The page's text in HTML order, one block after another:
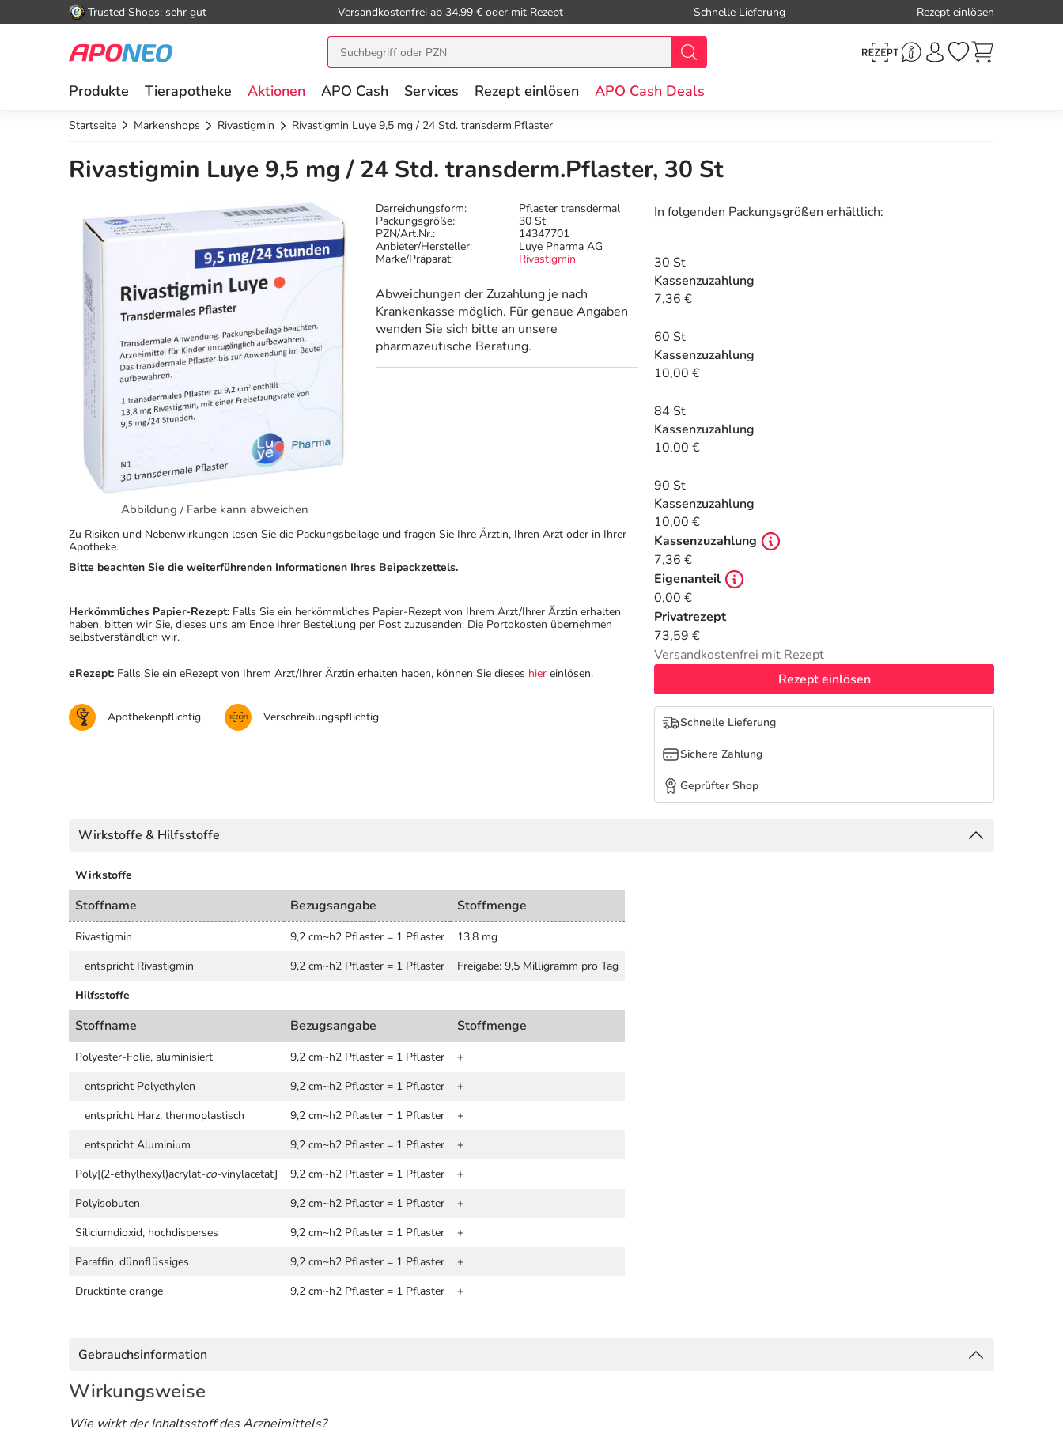
Trusted Shops: sehr gut Versandkostenfrei ab 34.99 € oder mit Rezept Schnelle Lieferung Rezept einlösen
Produkte Tierapotheke Aktionen APO Cash Services Rezept einlösen APO Cash Deals
Startseite Markenshops Rivastigmin Rivastigmin Luye 9,5 mg / 24 Std. transderm.Pflaster
Rivastigmin Luye 9,5 mg / 24 Std. transderm.Pflaster, 30 St
Abbildung / Farbe kann abweichen
Darreichungsform:
Pflaster transdermal
Packungsgröße:
30 St
PZN/Art.Nr.:
14347701
Anbieter/Hersteller:
Luye Pharma AG
Marke/Präparat:
Rivastigmin
Abweichungen der Zuzahlung je nach
Krankenkasse möglich. Für genaue Angaben
wenden Sie sich bitte an unsere
pharmazeutische Beratung.
In folgenden Packungsgrößen erhältlich:
30 St
Kassenzuzahlung
7,36 €
60 St
Kassenzuzahlung
10,00 €
84 St
Kassenzuzahlung
10,00 €
90 St
Kassenzuzahlung
10,00 €
Kassenzuzahlung
7,36 €
Eigenanteil
0,00 €
Privatrezept
73,59 €
Versandkostenfrei mit Rezept
Rezept einlösen
Schnelle Lieferung
Sichere Zahlung
Geprüfter Shop
Zu Risiken und Nebenwirkungen lesen Sie die Packungsbeilage und fragen Sie Ihre Ärztin, Ihren Arzt oder in Ihrer
Apotheke.
Bitte beachten Sie die weiterführenden Informationen Ihres Beipackzettels.
Herkömmliches Papier-Rezept: Falls Sie ein herkömmliches Papier-Rezept von Ihrem Arzt/Ihrer Ärztin erhalten
haben, bitten wir Sie, dieses uns am Ende Ihrer Bestellung per Post zuzusenden. Die Portokosten übernehmen
selbstverständlich wir.
eRezept: Falls Sie ein eRezept von Ihrem Arzt/Ihrer Ärztin erhalten haben, können Sie dieses hier einlösen.
Apothekenpflichtig Verschreibungspflichtig
Wirkstoffe & Hilfsstoffe
Wirkstoffe
Stoffname Bezugsangabe Stoffmenge
Rivastigmin 9,2 cm~h2 Pflaster = 1 Pflaster
13,8 mg
entspricht Rivastigmin
9,2 cm~h2 Pflaster = 1 Pflaster
Freigabe: 9,5 Milligramm pro Tag
Hilfsstoffe
Stoffname Bezugsangabe Stoffmenge
Polyester-Folie, aluminisiert 9,2 cm~h2 Pflaster = 1 Pflaster
+
entspricht Polyethylen
9,2 cm~h2 Pflaster = 1 Pflaster
+
entspricht Harz, thermoplastisch
9,2 cm~h2 Pflaster = 1 Pflaster
+
entspricht Aluminium
9,2 cm~h2 Pflaster = 1 Pflaster
+
Poly[(2-ethylhexyl)acrylat-co-vinylacetat] 9,2 cm~h2 Pflaster = 1 Pflaster
+
Polyisobuten
9,2 cm~h2 Pflaster = 1 Pflaster
+
Siliciumdioxid, hochdisperses
9,2 cm~h2 Pflaster = 1 Pflaster
+
Paraffin, dünnflüssiges
9,2 cm~h2 Pflaster = 1 Pflaster
+
Drucktinte orange
9,2 cm~h2 Pflaster = 1 Pflaster +
Gebrauchsinformation
Wirkungsweise
Wie wirkt der Inhaltsstoff des Arzneimittels?